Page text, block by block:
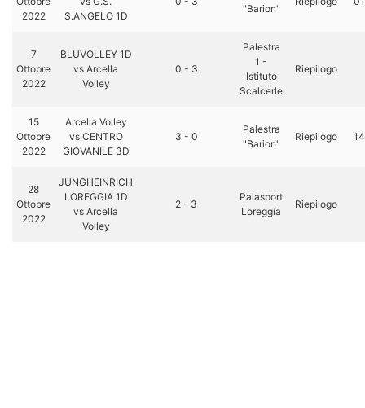
2022
S.ANGELO 1D
"Barion"
7
Ottobre
2022
BLUVOLLEY 1D
vs Arcella
Volley
0 - 3
Palestra
1 -
Istituto
Scalcerle
Riepilogo
15
Ottobre
2022
Arcella Volley
vs CENTRO
GIOVANILE 3D
3 - 0
Palestra
"Barion"
Riepilogo
28
Ottobre
2022
JUNGHEINRICH
LOREGGIA 1D
vs Arcella
Volley
2 - 3
Palasport
Loreggia
Riepilogo